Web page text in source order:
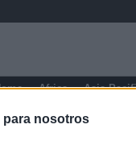
para nosotros
Africa Asia-